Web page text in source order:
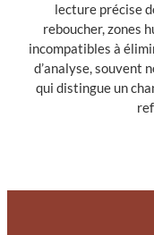
lecture précise
reboucher, zones
incompatibles à
d’analyse, souvent
qui distingue un